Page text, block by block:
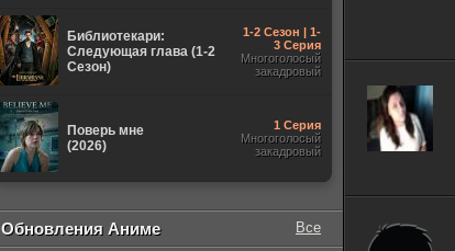
Библиотекари:
Следующая глава (1-2
Сезон)
1-2 Сезон | 1-
3 Серия
Многоголосый
закадровый
Поверь мне
(2026)
1 Серия
Многоголосый
закадровый
Обновления Аниме Все